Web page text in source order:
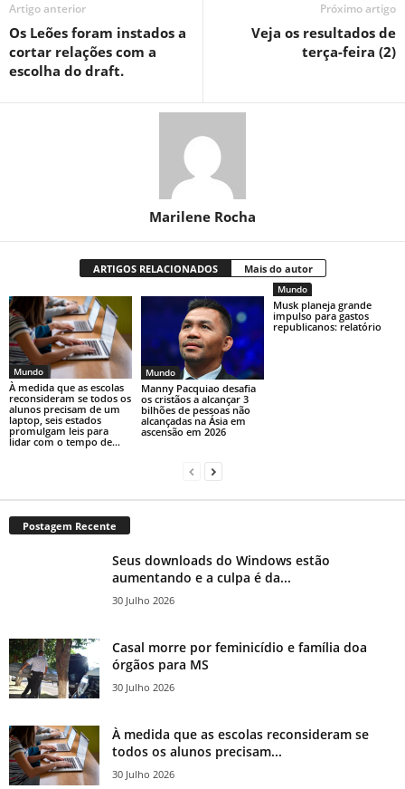
Artigo anterior
Os Leões foram instados a
cortar relações com a
escolha do draft.
Próximo artigo
Veja os resultados de
terça-feira (2)
Marilene Rocha
ARTIGOS RELACIONADOS Mais do autor
Mundo
À medida que as escolas
reconsideram se todos os
alunos precisam de um
laptop, seis estados
promulgam leis para
lidar com o tempo de...
Mundo
Manny Pacquiao desafia
os cristãos a alcançar 3
bilhões de pessoas não
alcançadas na Ásia em
ascensão em 2026
Mundo
Musk planeja grande
impulso para gastos
republicanos: relatório
Postagem Recente
Seus downloads do Windows estão
aumentando e a culpa é da...
30 Julho 2026
Casal morre por feminicídio e família doa
órgãos para MS
30 Julho 2026
À medida que as escolas reconsideram se
todos os alunos precisam...
30 Julho 2026